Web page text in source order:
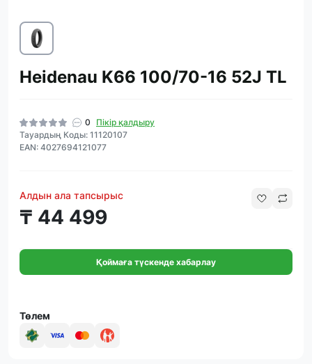
Heidenau K66 100/70-16 52J TL
0
Пікір қалдыру
Тауардың Коды: 11120107
EAN: 4027694121077
Алдын ала тапсырыс
₸ 44 499
Қоймаға түскенде хабарлау
Төлем